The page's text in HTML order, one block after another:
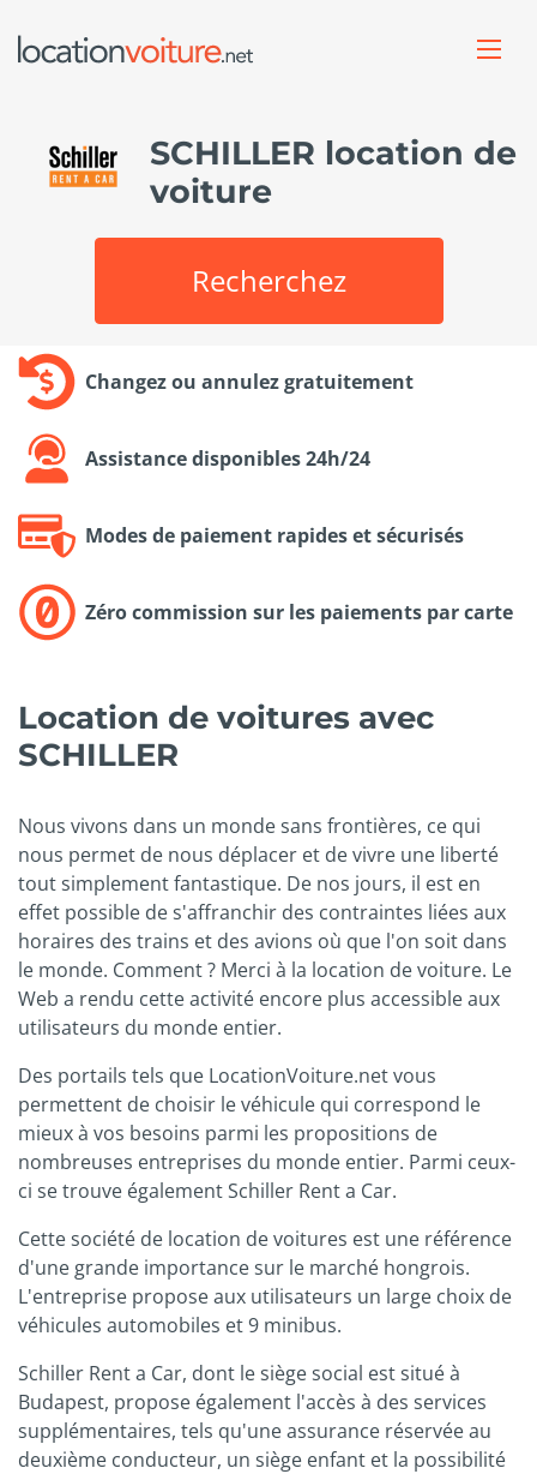
SCHILLER location de
voiture
Recherchez
Changez ou annulez gratuitement
Assistance disponibles 24h/24
Modes de paiement rapides et sécurisés
Zéro commission sur les paiements par carte
Location de voitures avec
SCHILLER
Nous vivons dans un monde sans frontières, ce qui
nous permet de nous déplacer et de vivre une liberté
tout simplement fantastique. De nos jours, il est en
effet possible de s'affranchir des contraintes liées aux
horaires des trains et des avions où que l'on soit dans
le monde. Comment ? Merci à la location de voiture. Le
Web a rendu cette activité encore plus accessible aux
utilisateurs du monde entier.
Des portails tels que LocationVoiture.net vous
permettent de choisir le véhicule qui correspond le
mieux à vos besoins parmi les propositions de
nombreuses entreprises du monde entier. Parmi ceux-
ci se trouve également Schiller Rent a Car.
Cette société de location de voitures est une référence
d'une grande importance sur le marché hongrois.
L'entreprise propose aux utilisateurs un large choix de
véhicules automobiles et 9 minibus.
Schiller Rent a Car, dont le siège social est situé à
Budapest, propose également l'accès à des services
supplémentaires, tels qu'une assurance réservée au
deuxième conducteur, un siège enfant et la possibilité